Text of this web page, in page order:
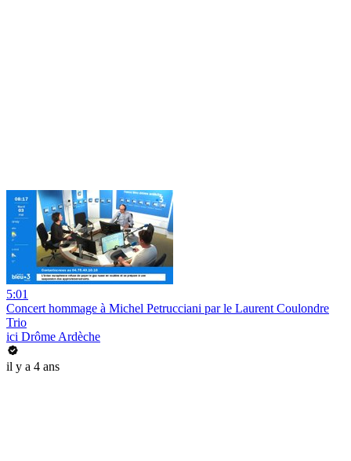
5:01
Concert hommage à Michel Petrucciani par le Laurent Coulondre
Trio
ici Drôme Ardèche
il y a 4 ans